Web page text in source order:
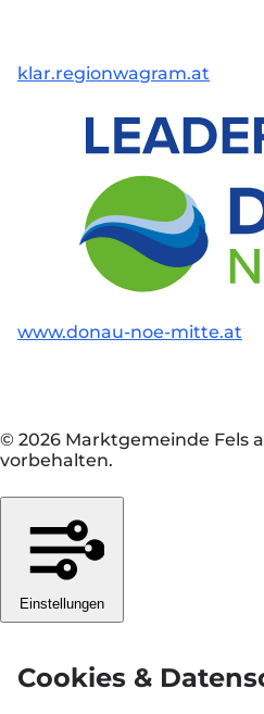
klar.regionwagram.at
www.donau-noe-mitte.at
© 2026 Marktgemeinde Fels
vorbehalten.
Einstellungen
Cookies &